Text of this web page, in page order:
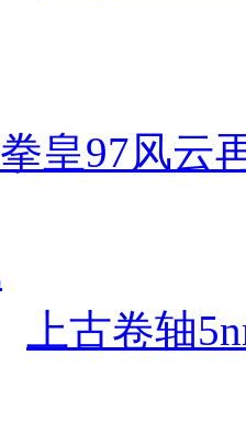
拳皇97风云
上古卷轴